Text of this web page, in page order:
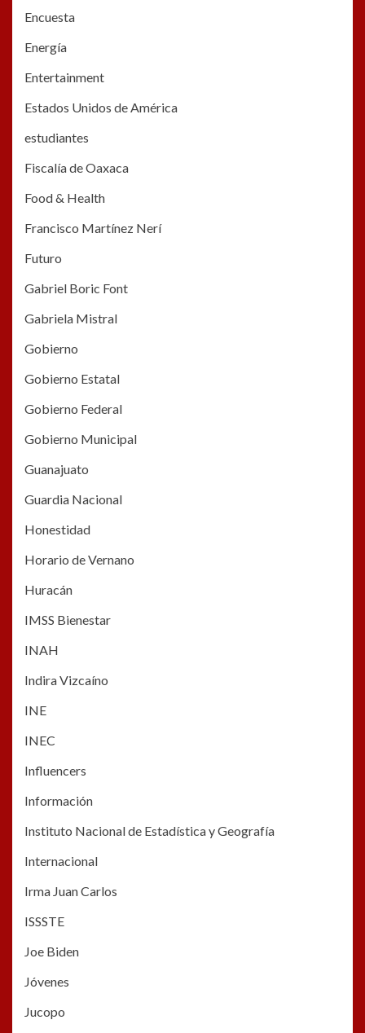
Encuesta
Energía
Entertainment
Estados Unidos de América
estudiantes
Fiscalía de Oaxaca
Food & Health
Francisco Martínez Nerí
Futuro
Gabriel Boric Font
Gabriela Mistral
Gobierno
Gobierno Estatal
Gobierno Federal
Gobierno Municipal
Guanajuato
Guardia Nacional
Honestidad
Horario de Vernano
Huracán
IMSS Bienestar
INAH
Indira Vizcaíno
INE
INEC
Influencers
Información
Instituto Nacional de Estadística y Geografía
Internacional
Irma Juan Carlos
ISSSTE
Joe Biden
Jóvenes
Jucopo